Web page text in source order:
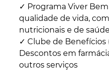
✓ Programa Viver
qualidade de vida,
nutricionais e de
✓ Clube de Benefícios
Descontos em
outros serviços